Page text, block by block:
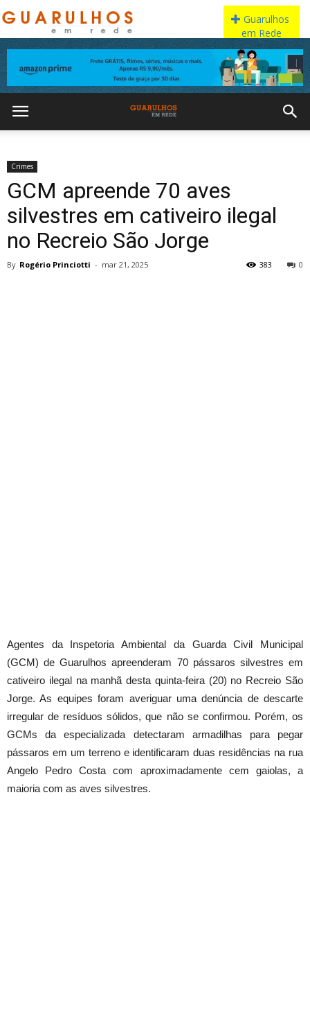
Crimes
GCM apreende 70 aves
silvestres em cativeiro ilegal
no Recreio São Jorge
By Rogério Princiotti - mar 21, 2025 0
383
Agentes da Inspetoria Ambiental da Guarda Civil Municipal
(GCM) de Guarulhos apreenderam 70 pássaros silvestres em
cativeiro ilegal na manhã desta quinta-feira (20) no Recreio São
Jorge. As equipes foram averiguar uma denúncia de descarte
irregular de resíduos sólidos, que não se confirmou. Porém, os
GCMs da especializada detectaram armadilhas para pegar
pássaros em um terreno e identificaram duas residências na rua
Angelo Pedro Costa com aproximadamente cem gaiolas, a
maioria com as aves silvestres.